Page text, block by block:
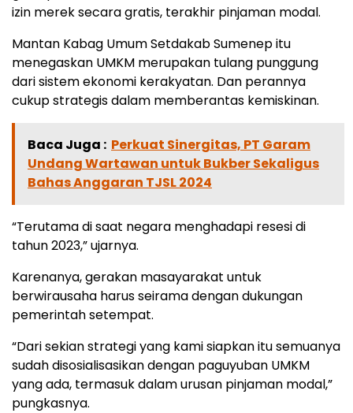
izin merek secara gratis, terakhir pinjaman modal.
Mantan Kabag Umum Setdakab Sumenep itu
menegaskan UMKM merupakan tulang punggung
dari sistem ekonomi kerakyatan. Dan perannya
cukup strategis dalam memberantas kemiskinan.
Baca Juga : Perkuat Sinergitas, PT Garam
Undang Wartawan untuk Bukber Sekaligus
Bahas Anggaran TJSL 2024
“Terutama di saat negara menghadapi resesi di
tahun 2023,” ujarnya.
Karenanya, gerakan masayarakat untuk
berwirausaha harus seirama dengan dukungan
pemerintah setempat.
“Dari sekian strategi yang kami siapkan itu semuanya
sudah disosialisasikan dengan paguyuban UMKM
yang ada, termasuk dalam urusan pinjaman modal,”
pungkasnya.